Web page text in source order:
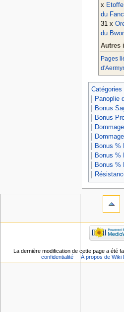
x
du
31 x
du
Autres
Pages
Catégories
Panoplie
Bonus
Bonus
Bonus %
Bonus %
Bonus %
La dernière modification de cette page a été
confidentialité
À propos de Wiki